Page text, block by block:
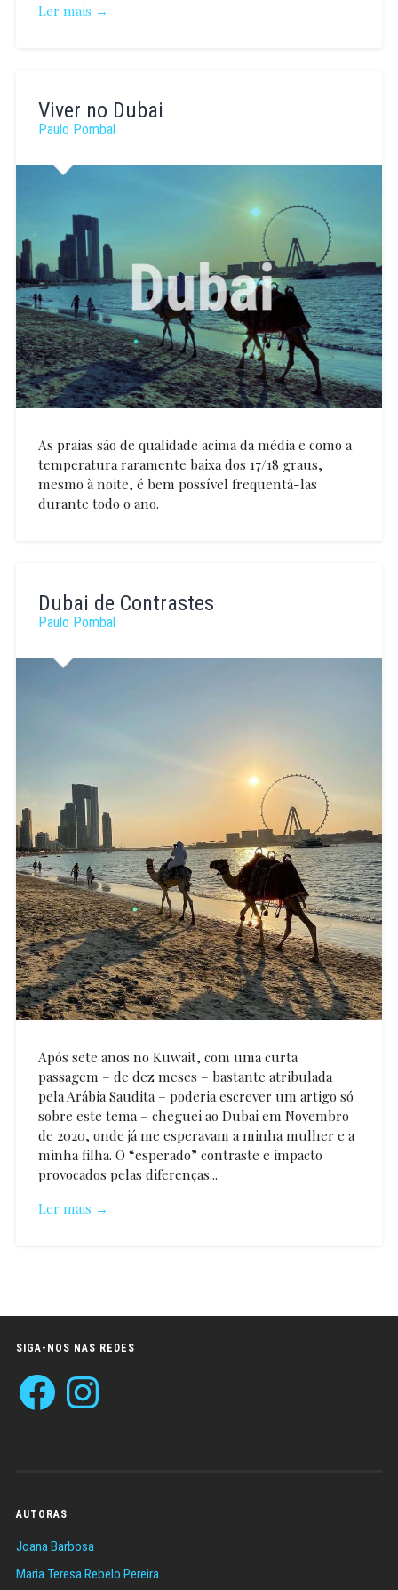
Ler mais →
Pombal
Viver no Dubai
Paulo Pombal
As praias são de qualidade acima da média e como a
temperatura raramente baixa dos 17/18 graus,
mesmo à noite, é bem possível frequentá-las
durante todo o ano.
Pombal
Dubai de Contrastes
Paulo Pombal
Após sete anos no Kuwait, com uma curta
passagem – de dez meses – bastante atribulada
pela Arábia Saudita – poderia escrever um artigo só
sobre este tema – cheguei ao Dubai em Novembro
de 2020, onde já me esperavam a minha mulher e a
minha filha. O “esperado” contraste e impacto
provocados pelas diferenças...
Ler mais →
SIGA-NOS NAS REDES
Facebook Instagram
AUTORAS
Joana Barbosa
Maria Teresa Rebelo Pereira